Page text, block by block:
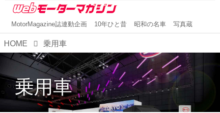
MotorMagazine誌連動企画 10年ひと昔 昭和の名車 写真蔵
HOME 乗用車
乗用車